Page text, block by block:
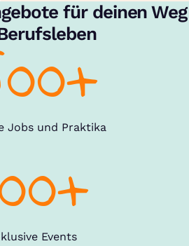
für deinen Weg
Jobs und Praktika
Events